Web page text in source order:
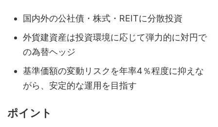
国内外の公社債・株式・REITに分散投資
外貨建資産は投資環境に応じて弾力的に対円で
の為替ヘッジ
基準価額の変動リスクを年率4％程度に抑えな
がら、安定的な運用を目指す
ポイント